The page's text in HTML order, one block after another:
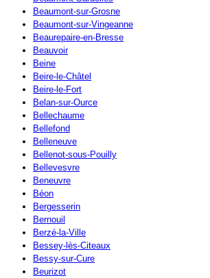
Beaumont-sur-Grosne
Beaumont-sur-Vingeanne
Beaurepaire-en-Bresse
Beauvoir
Beine
Beire-le-Châtel
Beire-le-Fort
Belan-sur-Ource
Bellechaume
Bellefond
Belleneuve
Bellenot-sous-Pouilly
Bellevesvre
Beneuvre
Béon
Bergesserin
Bernouil
Berzé-la-Ville
Bessey-lès-Citeaux
Bessy-sur-Cure
Beurizot